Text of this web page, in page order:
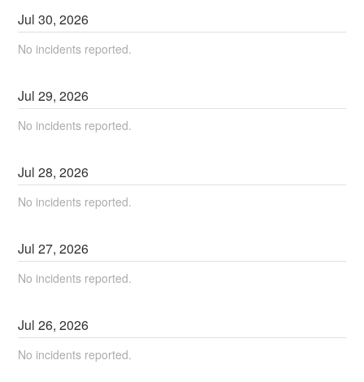
Jul30,2026
No incidents reported.
Jul29,2026
No incidents reported.
Jul28,2026
No incidents reported.
Jul27,2026
No incidents reported.
Jul26,2026
No incidents reported.